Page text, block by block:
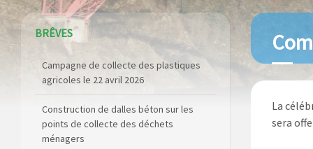
La
sera
BRÊVES
Campagne de collecte des plastiques
agricoles le 22 avril 2026
Construction de dalles béton sur les
points de collecte des déchets
ménagers